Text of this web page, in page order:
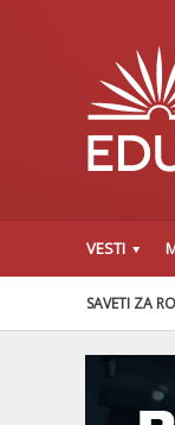
VESTI
SAVETI ZA